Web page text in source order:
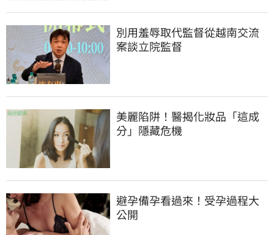
別用羞辱取代監督從越南交流
案談立院監督
美麗陷阱！醫揭化妝品「這成
分」隱藏危機
避孕備孕看過來！受孕過程大
公開